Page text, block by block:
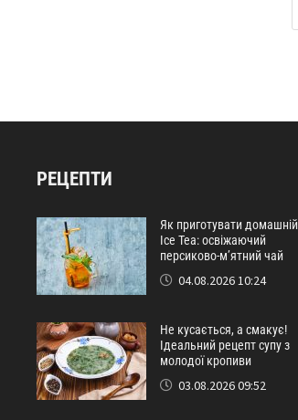
РЕЦЕПТИ
Як приготувати домашній
Ice Tea: освіжаючий
персиково-м’ятний чай
04.08.2026 10:24
Не кусається, а смакує!
Ідеальний рецепт супу з
молодої кропиви
03.08.2026 09:52